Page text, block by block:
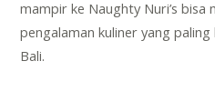
mampir ke Naughty Nuri’s bisa
pengalaman kuliner yang
Bali.